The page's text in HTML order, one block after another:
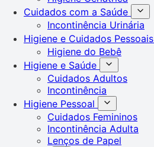
Cuidados com a Saúde
Incontinência Urinária
Higiene e Cuidados Pessoais
Higiene do Bebê
Higiene e Saúde
Cuidados Adultos
Incontinência
Higiene Pessoal
Cuidados Femininos
Incontinência Adulta
Lenços de Papel